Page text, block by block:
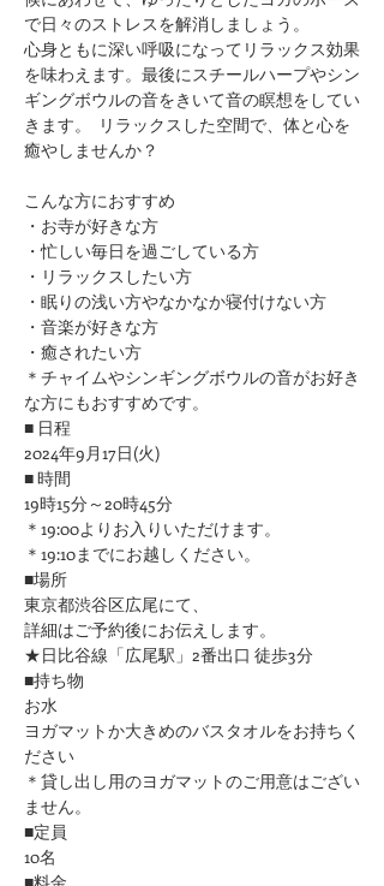
で日々のストレスを解消しましょう。
心身ともに深い呼吸になってリラックス効果
を味わえます。最後にスチールハープやシン
ギングボウルの音をきいて音の瞑想をしてい
きます。  リラックスした空間で、体と心を
癒やしませんか？
​こんな方におすすめ
・お寺が好きな方
​・忙しい毎日を過ごしている方
・リラックスしたい方
・眠りの浅い方やなかなか寝付けない方
​・音楽が好きな方
​・癒されたい方
＊チャイムやシンギングボウルの音がお好き
な方にもおすすめです。
■ 日程
2024年9月17日(火)
■ 時間
19時15分～20時45分
＊19:00よりお入りいただけます。
＊19:10までにお越しください。
■場所
東京都渋谷区広尾にて、
詳細はご予約後にお伝えします。
★日比谷線「広尾駅」2番出口 徒歩3分
■持ち物
お水
ヨガマットか大きめのバスタオルをお持ちく
ださい
＊貸し出し用のヨガマットのご用意はござい
ません。
■定員
10名